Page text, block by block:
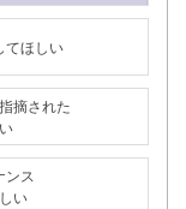
てほしい
摘された
ンス
い